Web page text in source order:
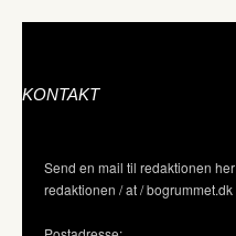
KONTAKT
Send en mail til redaktionen her
redaktionen / at / bogrummet.dk